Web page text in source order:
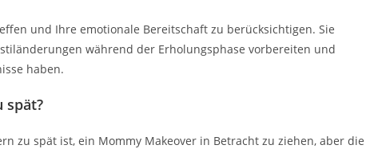
und Ihre emotionale Bereitschaft zu berücksichtigen. Sie
während der Erholungsphase vorbereiten und
haben.
spät?
zu spät ist, ein Mommy Makeover in Betracht zu ziehen, aber die